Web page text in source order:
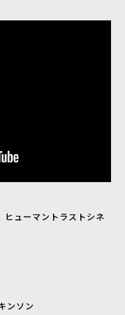
ューマントラストシネ
ンソン